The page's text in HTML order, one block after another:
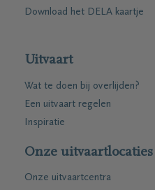
Download het DELA kaartje
Uitvaart
Wat te doen bij overlijden?
Een uitvaart regelen
Inspiratie
Onze uitvaartlocaties
Onze uitvaartcentra